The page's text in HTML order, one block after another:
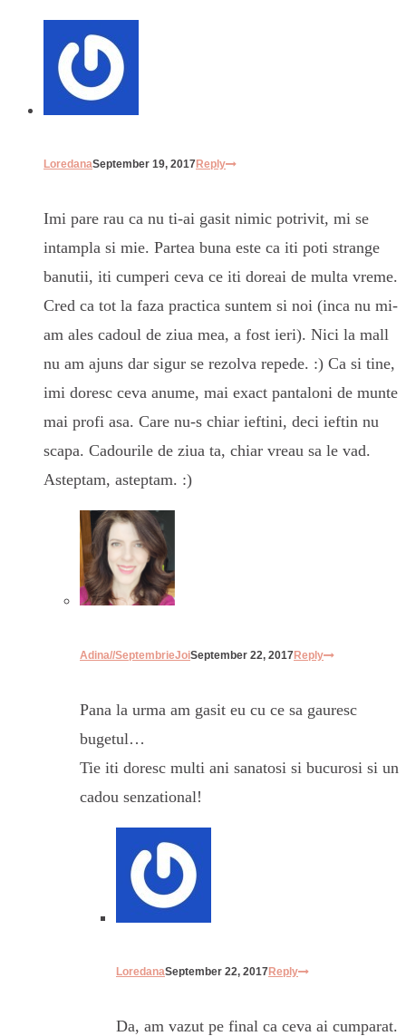
LoredanaSeptember 19, 2017Reply
Imi pare rau ca nu ti-ai gasit nimic potrivit, mi se
intampla si mie. Partea buna este ca iti poti strange
banutii, iti cumperi ceva ce iti doreai de multa vreme.
Cred ca tot la faza practica suntem si noi (inca nu mi-
am ales cadoul de ziua mea, a fost ieri). Nici la mall
nu am ajuns dar sigur se rezolva repede. :) Ca si tine,
imi doresc ceva anume, mai exact pantaloni de munte
mai profi asa. Care nu-s chiar ieftini, deci ieftin nu
scapa. Cadourile de ziua ta, chiar vreau sa le vad.
Asteptam, asteptam. :)
Adina//SeptembrieJoiSeptember 22, 2017Reply
Pana la urma am gasit eu cu ce sa gauresc
bugetul…
Tie iti doresc multi ani sanatosi si bucurosi si un
cadou senzational!
LoredanaSeptember 22, 2017Reply
Da, am vazut pe final ca ceva ai cumparat.